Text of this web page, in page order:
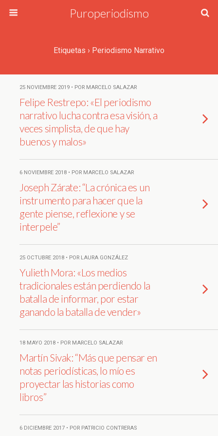
Puroperiodismo
Etiquetas › Periodismo Narrativo
25 NOVIEMBRE 2019 • POR MARCELO SALAZAR
Felipe Restrepo: «El periodismo
narrativo lucha contra esa visión, a
veces simplista, de que hay
buenos y malos»
6 NOVIEMBRE 2018 • POR MARCELO SALAZAR
Joseph Zárate: “La crónica es un
instrumento para hacer que la
gente piense, reflexione y se
interpele”
25 OCTUBRE 2018 • POR LAURA GONZÁLEZ
Yulieth Mora: «Los medios
tradicionales están perdiendo la
batalla de informar, por estar
ganando la batalla de vender»
18 MAYO 2018 • POR MARCELO SALAZAR
Martín Sivak: “Más que pensar en
notas periodísticas, lo mío es
proyectar las historias como
libros”
6 DICIEMBRE 2017 • POR PATRICIO CONTRERAS